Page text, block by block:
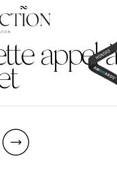
appel à